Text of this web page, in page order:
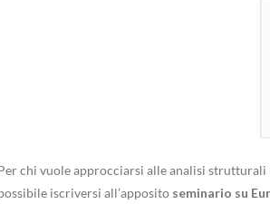
chi vuole approcciarsi alle analisi
iscriversi all’apposito seminario su